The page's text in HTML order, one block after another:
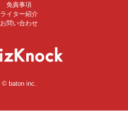
免責事項
ライター紹介
お問い合わせ
© baton inc.